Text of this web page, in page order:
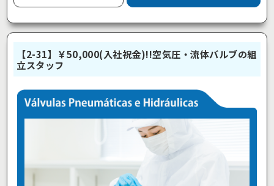
【2-31】￥50,000(入社祝金)!!空気圧・流体バルブの組
立スタッフ